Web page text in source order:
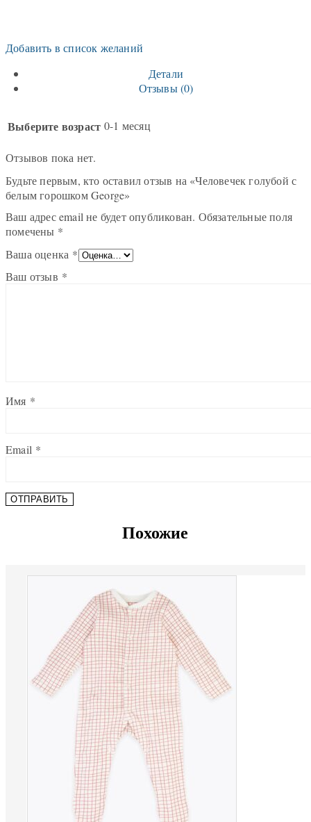
Добавить в список желаний
Детали
Отзывы (0)
Выберите возраст 0-1 месяц
Отзывов пока нет.
Будьте первым, кто оставил отзыв на «Человечек голубой с
белым горошком George»
Ваш адрес email не будет опубликован. Обязательные поля
помечены *
Ваша оценка *
Ваш отзыв *
Имя *
Email *
Похожие